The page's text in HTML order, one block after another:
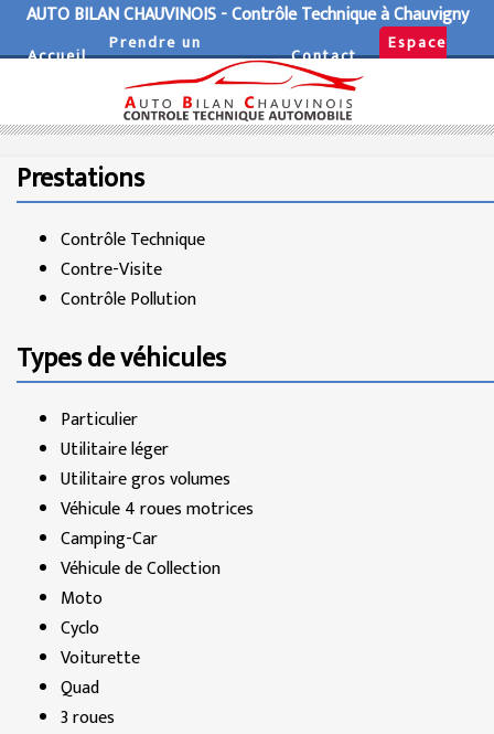
AUTO BILAN CHAUVINOIS - Contrôle Technique àChauvigny
Accueil
Prendre un
rendez-vous
Contact
Espace
Prestations
Contrôle Technique
Contre-Visite
Contrôle Pollution
Types de véhicules
Particulier
Utilitaire léger
Utilitaire gros volumes
Véhicule 4 roues motrices
Camping-Car
Véhicule de Collection
Moto
Cyclo
Voiturette
Quad
3 roues